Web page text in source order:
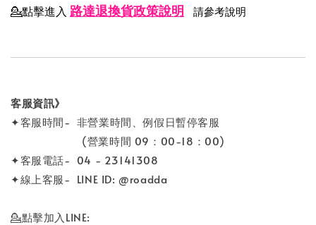
💁點擊進入 路達退換貨政策說明 請參考說明
客服資訊》
✦客服時間- 非營業時間、例假日暫停客服
(營業時間 09：00-18：00)
✦客服電話- 04 - 23141308
✦線上客服- LINE ID: @roadda
💁點擊加入LINE: